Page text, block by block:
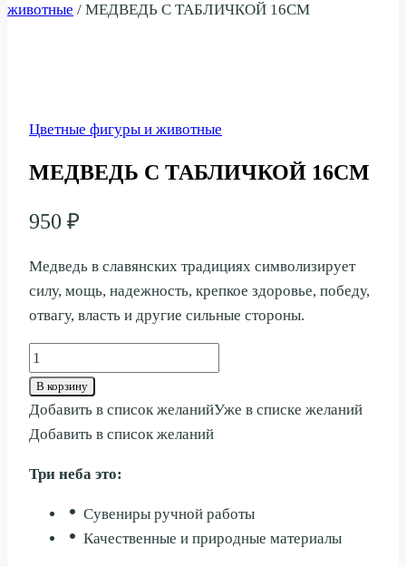
животные / МЕДВЕДЬ С ТАБЛИЧКОЙ 16СМ
Цветные фигуры и животные
МЕДВЕДЬ С ТАБЛИЧКОЙ 16СМ
950 ₽
Медведь в славянских традициях символизирует
силу, мощь, надежность, крепкое здоровье, победу,
отвагу, власть и другие сильные стороны.
Количество
товара
МЕДВЕДЬ
С
16СМ
В корзину
Добавить в список желанийУже в списке желаний
Добавить в список желаний
Три неба это:
Сувениры ручной работы
Качественные и природные материалы